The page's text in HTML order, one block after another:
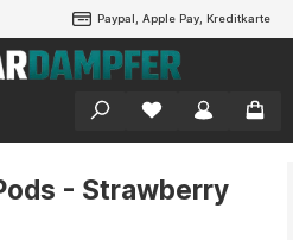
Paypal, Apple Pay, Kreditkarte
- Strawberry